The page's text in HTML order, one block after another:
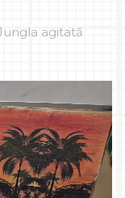
agitată